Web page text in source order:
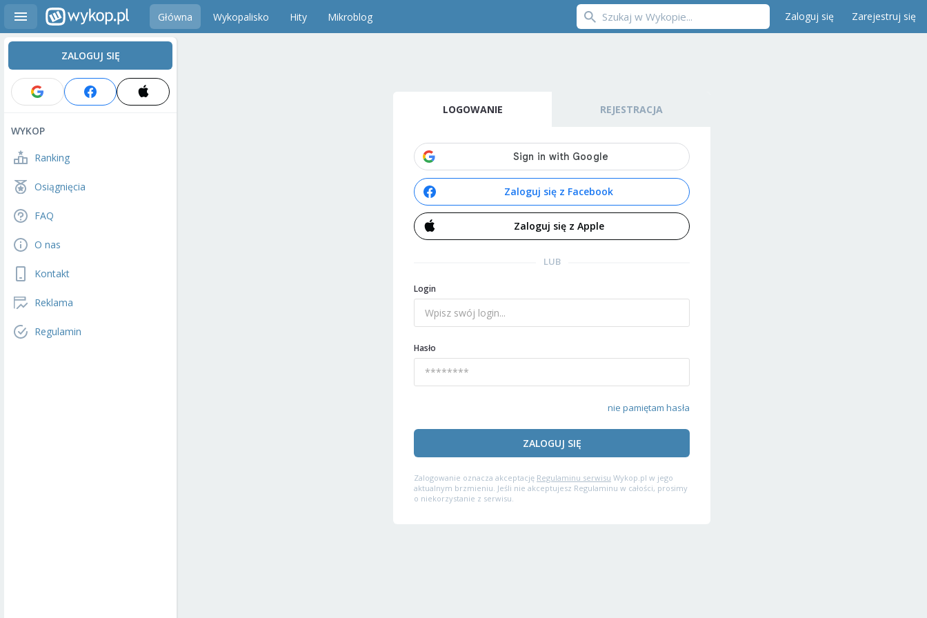
Główna Wykopalisko Hity Mikroblog Zaloguj się Zarejestruj się
ZALOGUJ SIĘ
WYKOP
Ranking
Osiągnięcia
FAQ
O nas
Kontakt
Reklama
Regulamin
LOGOWANIE REJESTRACJA
Zaloguj się z Facebook
Zaloguj się z Apple
LUB
Login
Hasło
nie pamiętam hasła
ZALOGUJ SIĘ
Zalogowanie oznacza akceptację Regulaminu serwisu Wykop.pl w jego
aktualnym brzmieniu. Jeśli nie akceptujesz Regulaminu w całości, prosimy
o niekorzystanie z serwisu.